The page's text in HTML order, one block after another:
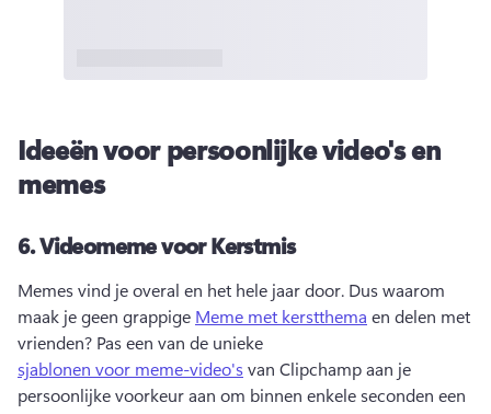
Ideeën voor persoonlijke video's en
memes
6.Videomeme voor Kerstmis
Memes vind je overal en het hele jaar door. Dus waarom
maak je geen grappige Meme met kerstthema en delen met
vrienden? Pas een van de unieke
sjablonen voor meme-video's van Clipchamp aan je
persoonlijke voorkeur aan om binnen enkele seconden een